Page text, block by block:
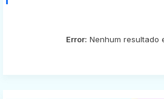
Error: Nenhum resultado